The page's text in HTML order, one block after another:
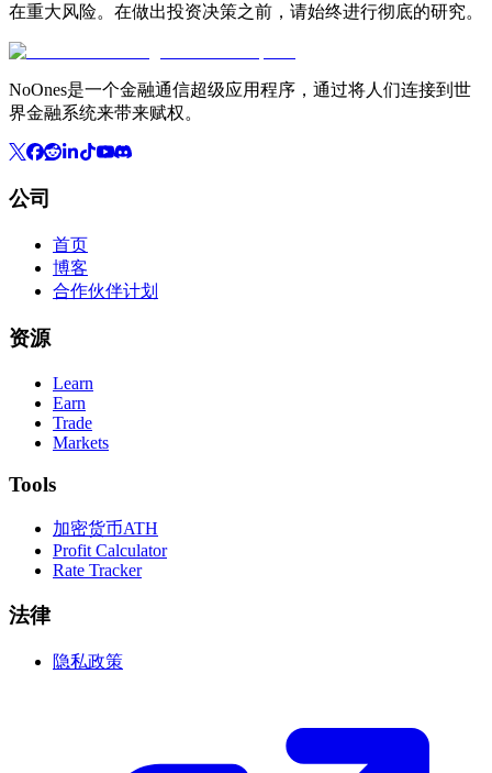
在重大风险。在做出投资决策之前，请始终进行彻底的研究。
NoOnes是一个金融通信超级应用程序，通过将人们连接到世
界金融系统来带来赋权。
公司
首页
博客
合作伙伴计划
资源
Learn
Earn
Trade
Markets
Tools
加密货币ATH
Profit Calculator
Rate Tracker
法律
隐私政策